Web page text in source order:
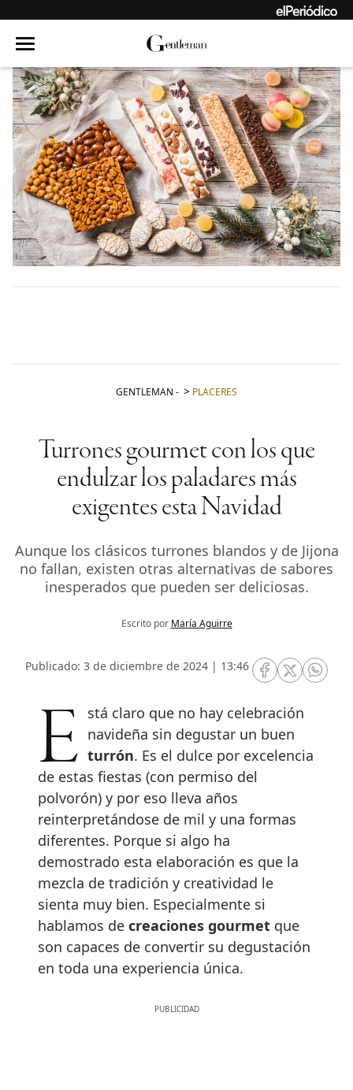
GENTLEMAN - PLACERES
Turrones gourmet con los que
endulzar los paladares más
exigentes esta Navidad
Aunque los clásicos turrones blandos y de Jijona
no fallan, existen otras alternativas de sabores
inesperados que pueden ser deliciosas.
Escrito por María Aguirre
Publicado: 3 de diciembre de 2024 | 13:46
RRSS Facebook
RRSSRRSS
Está claro que no hay celebración navideña sin degustar un buen
turrón. Es el dulce por excelencia
de estas fiestas (con permiso del
polvorón) y por eso lleva años
reinterpretándose de mil y una formas
diferentes. Porque si algo ha
demostrado esta elaboración es que la
mezcla de tradición y creatividad le
sienta muy bien. Especialmente si
hablamos de creaciones gourmet que
son capaces de convertir su degustación
en toda una experiencia única.